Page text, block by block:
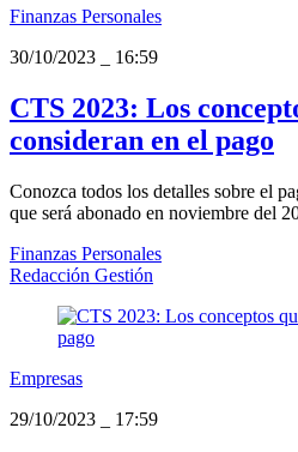
Finanzas Personales
30/10/2023
16:59
CTS 2023: Los
consideran en el pago
Conozca todos los detalles sobre el
que será abonado en noviembre del
Finanzas Personales
Redacción Gestión
Empresas
29/10/2023
17:59